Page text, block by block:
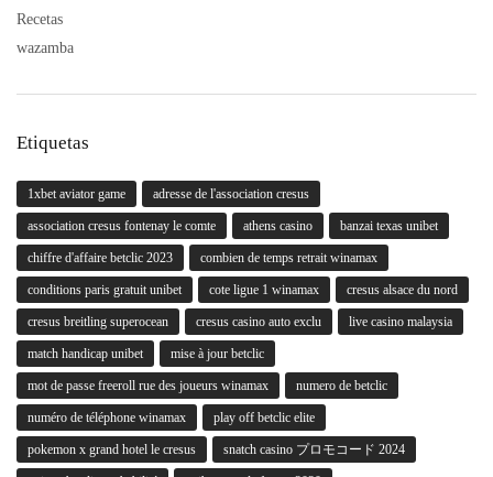
Recetas
wazamba
Etiquetas
1xbet aviator game adresse de l'association cresus
association cresus fontenay le comte athens casino banzai texas unibet
chiffre d'affaire betclic 2023 combien de temps retrait winamax
conditions paris gratuit unibet cote ligue 1 winamax cresus alsace du nord
cresus breitling superocean cresus casino auto exclu live casino malaysia
match handicap unibet mise à jour betclic
mot de passe freeroll rue des joueurs winamax numero de betclic
numéro de téléphone winamax play off betclic elite
pokemon x grand hotel le cresus snatch casino プロモコード 2024